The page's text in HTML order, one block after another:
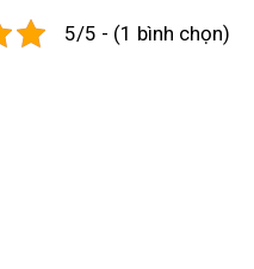
5/5 - (1 bình chọn)